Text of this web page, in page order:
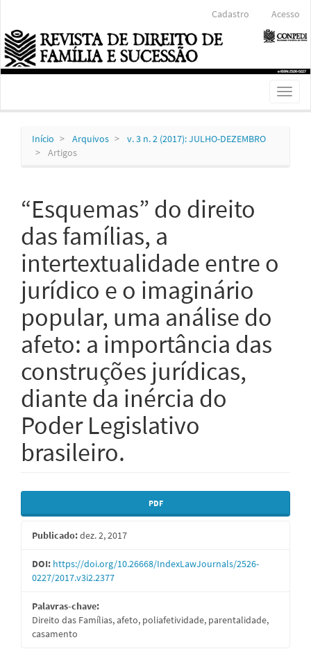
Conteúdo
principal
Barra
Lateral
Cadastro Acesso
Toggle
Início Arquivos
v. 3 n. 2 (2017): JULHO-DEZEMBRO
Artigos
“Esquemas” do direito
das famílias, a
intertextualidade entre o
jurídico e o imaginário
popular, uma análise do
afeto: a importância das
construções jurídicas,
diante da inércia do
Poder Legislativo
brasileiro.
Barra
lateral
de
artigos
PDF
Publicado:dez. 2, 2017
DOI: https://doi.org/10.26668/IndexLawJournals/2526-
0227/2017.v3i2.2377
Palavras-chave:
Direito das Famílias, afeto, poliafetividade, parentalidade,
casamento